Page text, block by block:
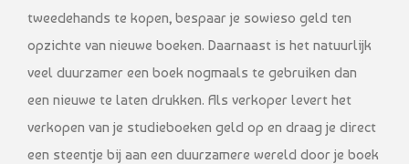
tweedehands te kopen, bespaar je sowieso geld ten
opzichte van nieuwe boeken. Daarnaast is het natuurlijk
veel duurzamer een boek nogmaals te gebruiken dan
een nieuwe te laten drukken. Als verkoper levert het
verkopen van je studieboeken geld op en draag je direct
een steentje bij aan een duurzamere wereld door je boek